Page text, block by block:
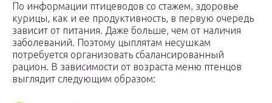
По информации птицеводов со стажем, здоровье
курицы, как и ее продуктивность, в первую очередь
зависит от питания. Даже больше, чем от наличия
заболеваний. Поэтому цыплятам несушкам
потребуется организовать сбалансированный
рацион. В зависимости от возраста меню птенцов
выглядит следующим образом: